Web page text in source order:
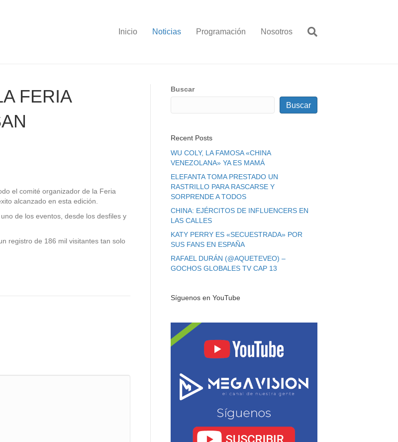
Inicio Noticias Programación Nosotros
FERIA
el comité organizador de la Feria
alcanzado en esta edición.
de los eventos, desde los desfiles y
registro de 186 mil visitantes tan solo
Buscar
Buscar
Recent Posts
WU COLY, LA FAMOSA «CHINA
VENEZOLANA» YA ES MAMÁ
ELEFANTA TOMA PRESTADO UN
RASTRILLO PARA RASCARSE Y
SORPRENDE A TODOS
CHINA: EJÉRCITOS DE INFLUENCERS EN
LAS CALLES
KATY PERRY ES «SECUESTRADA» POR
SUS FANS EN ESPAÑA
RAFAEL DURÁN (@AQUETEVEO) –
GOCHOS GLOBALES TV CAP 13
Síguenos en YouTube